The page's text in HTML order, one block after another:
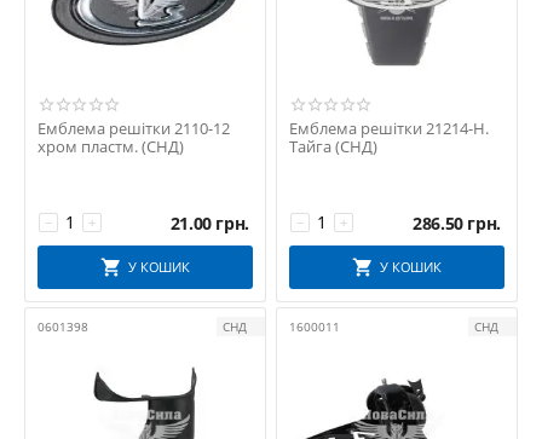
Емблема решітки 2110-12
хром пластм. (СНД)
+
− 21.00 грн.
У КОШИК
Емблема решітки 21214-Н.
Тайга (СНД)
+
− 286.50 грн.
У КОШИК
0601398 СНД 1600011 СНД